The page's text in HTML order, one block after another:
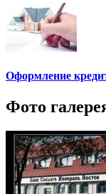
Оформление
Фото